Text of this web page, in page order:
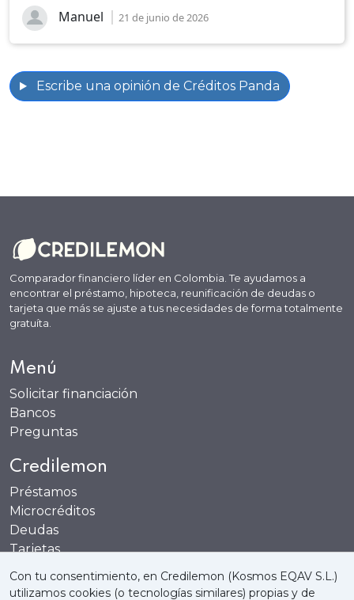
Manuel 21 de junio de 2026
Escribe una opinión de Créditos Panda
Comparador financiero líder en Colombia. Te ayudamos a
encontrar el préstamo, hipoteca, reunificación de deudas o
tarjeta que más se ajuste a tus necesidades de forma totalmente
gratuíta.
Menú
Solicitar financiación
Bancos
Preguntas
Credilemon
Préstamos
Microcréditos
Deudas
Tarjetas
Cuentas
Con tu consentimiento, en Credilemon (Kosmos EQAV S.L.)
utilizamos cookies (o tecnologías similares) propias y de